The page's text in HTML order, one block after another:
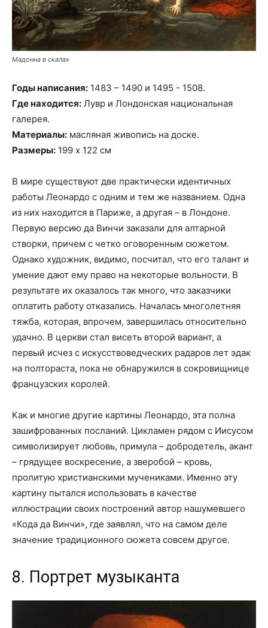
Мадонна в скалах
Годы написания: 1483 – 1490 и 1495 - 1508.
Где находится: Лувр и Лондонская национальная
галерея.
Материалы: масляная живопись на доске.
Размеры: 199 х 122 см
В мире существуют две практически идентичных
работы Леонардо с одним и тем же названием. Одна
из них находится в Париже, а другая – в Лондоне.
Первую версию да Винчи заказали для алтарной
створки, причем с четко оговоренным сюжетом.
Однако художник, видимо, посчитал, что его талант и
умение дают ему право на некоторые вольности. В
результате их оказалось так много, что заказчики
оплатить работу отказались. Началась многолетняя
тяжба, которая, впрочем, завершилась относительно
удачно. В церкви стал висеть второй вариант, а
первый исчез с искусствоведческих радаров лет эдак
на полтораста, пока не обнаружился в сокровищнице
французских королей.
Как и многие другие картины Леонардо, эта полна
зашифрованных посланий. Цикламен рядом с Иисусом
символизирует любовь, примула – добродетель, акант
– грядущее воскресение, а зверобой – кровь,
пролитую христианскими мучениками. Именно эту
картину пытался использовать в качестве
иллюстрации своих построений автор нашумевшего
«Кода да Винчи», где заявлял, что на самом деле
значение традиционного сюжета совсем другое.
8. Портрет музыканта